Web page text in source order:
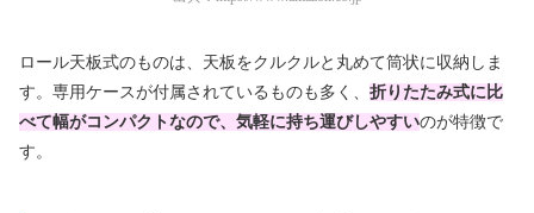
ロール天板式のものは、天板をクルクルと丸めて筒状に収納しま
す。専用ケースが付属されているものも多く、 折りたたみ式に比
べて幅がコンパクトなので、気軽に持ち運びしやすいのが特徴で
す。